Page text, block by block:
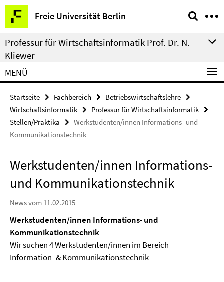
Springe
direkt
zu
Inhalt
Freie Universität Berlin
Service-
Navigation
Professur für Wirtschaftsinformatik Prof. Dr. N.
Kliewer
MENÜ
Startseite Fachbereich
Betriebswirtschaftslehre
Wirtschaftsinformatik
Professur für Wirtschaftsinformatik
Stellen/Praktika
Werkstudenten/innen Informations- und
Kommunikationstechnik
Werkstudenten/innen Informations-
und Kommunikationstechnik
News vom 11.02.2015
Werkstudenten/innen Informations- und
Kommunikationstechnik
Wir suchen 4 Werkstudenten/innen im Bereich
Information- & Kommunikationstechnik